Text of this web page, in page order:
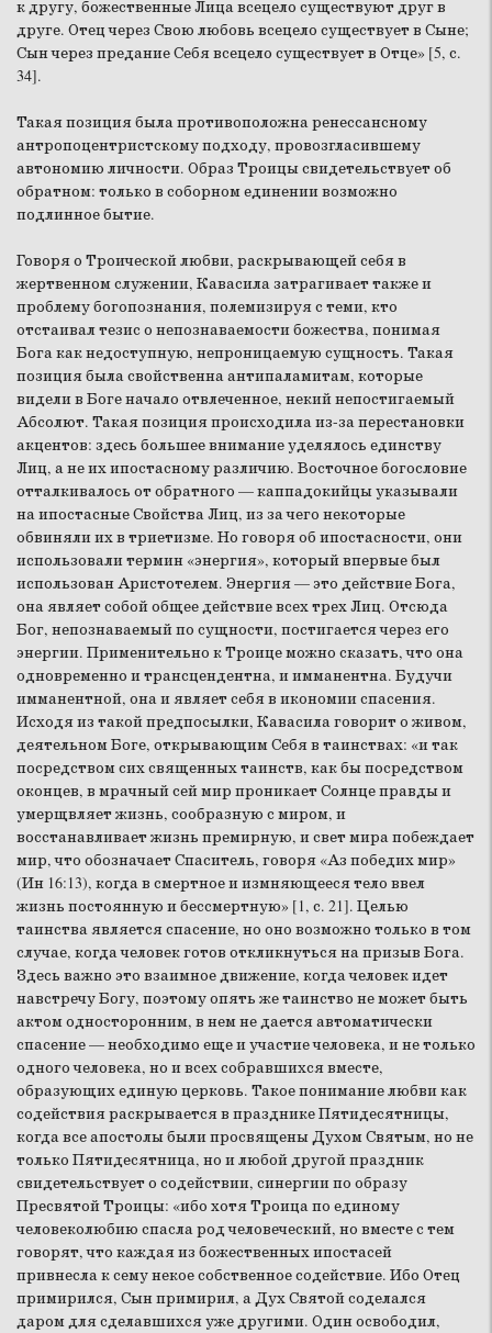
к другу, божественные Лица всецело существуют друг в
друге. Отец через Свою любовь всецело существует в Сыне;
Сын через предание Себя всецело существует в Отце» [5, с.
34].
Такая позиция была противоположна ренессансному
антропоцентристскому подходу, провозгласившему
автономию личности. Образ Троицы свидетельствует об
обратном: только в соборном единении возможно
подлинное бытие.
Говоря о Троической любви, раскрывающей себя в
жертвенном служении, Кавасила затрагивает также и
проблему богопознания, полемизируя с теми, кто
отстаивал тезис о непознаваемости божества, понимая
Бога как недоступную, непроницаемую сущность. Такая
позиция была свойственна антипаламитам, которые
видели в Боге начало отвлеченное, некий непостигаемый
Абсолют. Такая позиция происходила из-за перестановки
акцентов: здесь большее внимание уделялось единству
Лиц, а не их ипостасному различию. Восточное богословие
отталкивалось от обратного — каппадокийцы указывали
на ипостасные Свойства Лиц, из за чего некоторые
обвиняли их в триетизме. Но говоря об ипостасности, они
использовали термин «энергия», который впервые был
использован Аристотелем. Энергия — это действие Бога,
она являет собой общее действие всех трех Лиц. Отсюда
Бог, непознаваемый по сущности, постигается через его
энергии. Применительно к Троице можно сказать, что она
одновременно и трансцендентна, и имманентна. Будучи
имманентной, она и являет себя в икономии спасения.
Исходя из такой предпосылки, Кавасила говорит о живом,
деятельном Боге, открывающим Себя в таинствах: «и так
посредством сих священных таинств, как бы посредством
оконцев, в мрачный сей мир проникает Солнце правды и
умерщвляет жизнь, сообразную с миром, и
восстанавливает жизнь премирную, и свет мира побеждает
мир, что обозначает Спаситель, говоря «Аз победих мир»
(Ин 16:13), когда в смертное и измняющееся тело ввел
жизнь постоянную и бессмертную» [1, с. 21]. Целью
таинства является спасение, но оно возможно только в том
случае, когда человек готов откликнуться на призыв Бога.
Здесь важно это взаимное движение, когда человек идет
навстречу Богу, поэтому опять же таинство не может быть
актом односторонним, в нем не дается автоматически
спасение — необходимо еще и участие человека, и не только
одного человека, но и всех собравшихся вместе,
образующих единую церковь. Такое понимание любви как
содействия раскрывается в празднике Пятидесятницы,
когда все апостолы были просвящены Духом Святым, но не
только Пятидесятница, но и любой другой праздник
свидетельствует о содействии, синергии по образу
Пресвятой Троицы: «ибо хотя Троица по единому
человеколюбию спасла род человеческий, но вместе с тем
говорят, что каждая из божественных ипостасей
привнесла к сему некое собственное содействие. Ибо Отец
примирился, Сын примирил, а Дух Святой соделался
даром для сделавшихся уже другими. Один освободил,